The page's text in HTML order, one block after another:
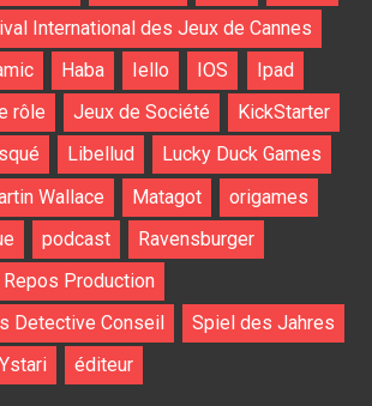
International des Jeux de Cannes
Haba Iello IOS
Ipad
rôle Jeux de Société
KickStarter
Libellud
Lucky Duck Games
Wallace Matagot
origames
podcast
Ravensburger
Repos Production
Detective Conseil
Spiel des Jahres
Ystari éditeur